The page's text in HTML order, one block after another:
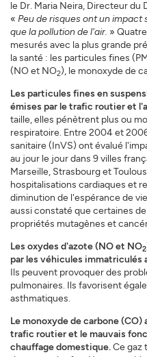
le Dr. Maria Neira, Directeur
« Peu de risques ont un impact
que la pollution de l'air. »
mesurés avec la plus grande
la santé : les particules fines
(NO et NO2), le monoxyde de
Les particules fines en
émises par le trafic routier et
taille, elles pénètrent plus ou
respiratoire. Entre 2004 et
sanitaire (InVS) ont évalué
au jour le jour dans 9 villes
Marseille, Strasbourg et
hospitalisations cardiaques et
diminution de l'espérance de
aussi constaté que certaines
propriétés mutagènes et
Les oxydes d'azote (NO et NO2
par les véhicules immatriculés
Ils peuvent provoquer des
pulmonaires. Ils favorisent
asthmatiques.
Le monoxyde de carbone
trafic routier et le mauvais
chauffage domestique.Ce gaz